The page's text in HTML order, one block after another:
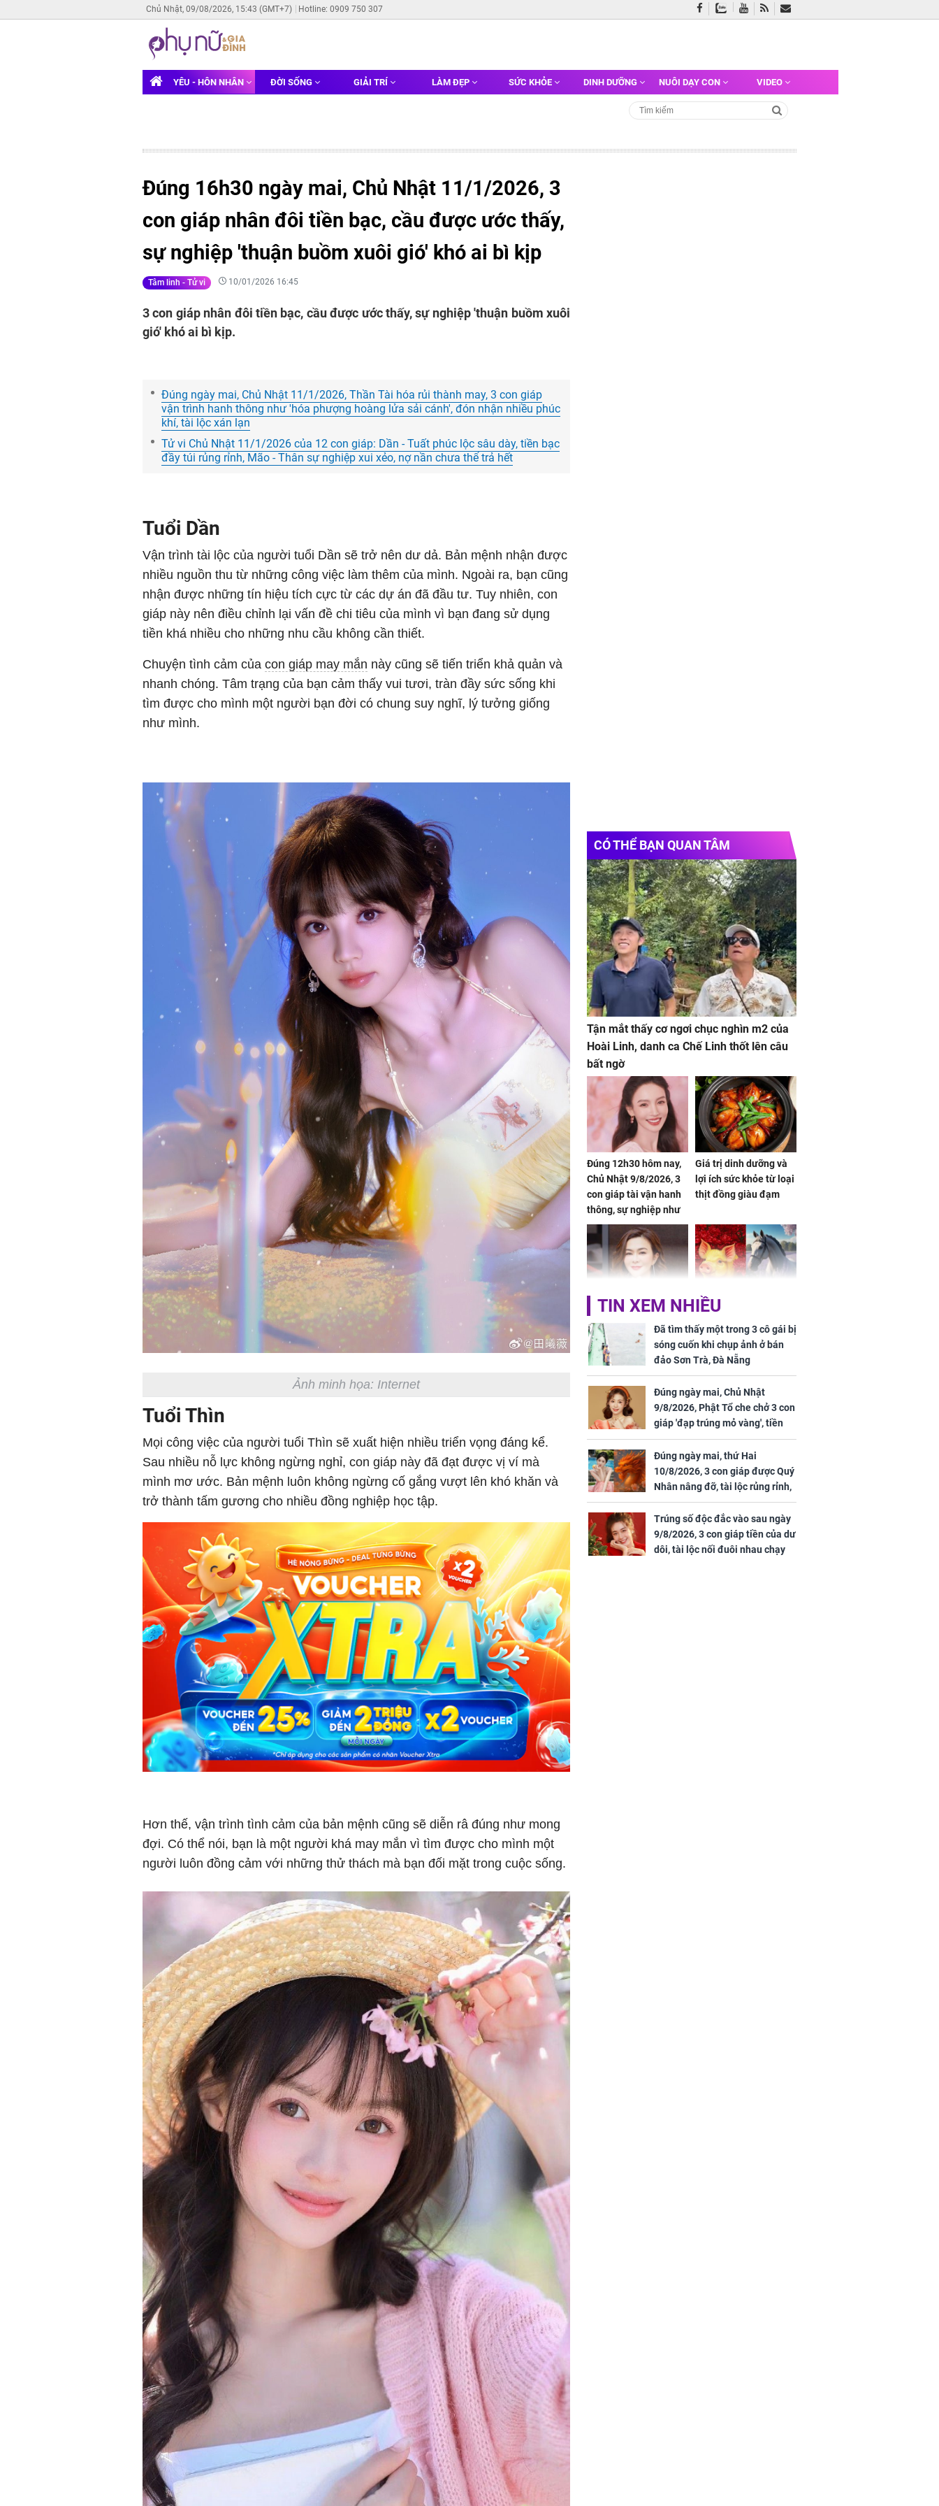
Chủ Nhật, 09/08/2026, 15:43 (GMT+7) Hotline: 0909 750 307
YÊU - HÔN NHÂN ĐỜI SỐNG GIẢI TRÍ LÀM ĐẸP SỨC KHỎE DINH DƯỠNG NUÔI DẠY CON VIDEO
Đúng 16h30 ngày mai, Chủ Nhật 11/1/2026, 3
con giáp nhân đôi tiền bạc, cầu được ước thấy,
sự nghiệp 'thuận buồm xuôi gió' khó ai bì kịp
Tâm linh - Tử vi 10/01/2026 16:45
3 con giáp nhân đôi tiền bạc, cầu được ước thấy, sự nghiệp 'thuận buồm xuôi
gió' khó ai bì kịp.
Đúng ngày mai, Chủ Nhật 11/1/2026, Thần Tài hóa rủi thành may, 3 con giáp
vận trình hanh thông như 'hóa phượng hoàng lửa sải cánh', đón nhận nhiều phúc
khí, tài lộc xán lạn
Tử vi Chủ Nhật 11/1/2026 của 12 con giáp: Dần - Tuất phúc lộc sâu dày, tiền bạc
đầy túi rủng rỉnh, Mão - Thân sự nghiệp xui xẻo, nợ nần chưa thể trả hết
Tuổi Dần
Vận trình tài lộc của người tuổi Dần sẽ trở nên dư dả. Bản mệnh nhận được
nhiều nguồn thu từ những công việc làm thêm của mình. Ngoài ra, bạn cũng
nhận được những tín hiệu tích cực từ các dự án đã đầu tư. Tuy nhiên, con
giáp này nên điều chỉnh lại vấn đề chi tiêu của mình vì bạn đang sử dụng
tiền khá nhiều cho những nhu cầu không cần thiết.
Chuyện tình cảm của con giáp may mắn này cũng sẽ tiến triển khả quản và
nhanh chóng. Tâm trạng của bạn cảm thấy vui tươi, tràn đầy sức sống khi
tìm được cho mình một người bạn đời có chung suy nghĩ, lý tưởng giống
như mình.
Ảnh minh họa: Internet
Tuổi Thìn
Mọi công việc của người tuổi Thìn sẽ xuất hiện nhiều triển vọng đáng kể.
Sau nhiều nỗ lực không ngừng nghỉ, con giáp này đã đạt được vị ví mà
mình mơ ước. Bản mệnh luôn không ngừng cố gắng vượt lên khó khăn và
trở thành tấm gương cho nhiều đồng nghiệp học tập.
Hơn thế, vận trình tình cảm của bản mệnh cũng sẽ diễn râ đúng như mong
đợi. Có thể nói, bạn là một người khá may mắn vì tìm được cho mình một
người luôn đồng cảm với những thử thách mà bạn đối mặt trong cuộc sống.
CÓ THỂ BẠN QUAN TÂM
Tận mắt thấy cơ ngơi chục nghìn m2 của
Hoài Linh, danh ca Chế Linh thốt lên câu
bất ngờ
Đúng 12h30 hôm nay,
Chủ Nhật 9/8/2026, 3
con giáp tài vận hanh
thông, sự nghiệp như
'cá chép hóa Rồng', vét
cạn lộc lá trong thiên
hạ
Giá trị dinh dưỡng và
lợi ích sức khỏe từ loại
thịt đồng giàu đạm
'Đệ nhất mỹ nhân Hồng
Kông' Quan Chi Lâm
phản hồi tin yêu trai
trẻ kém 36 tuổi
Tử vi tuần mới (từ 10
đến 16/8/2026), 3 con
giáp mưa thuận gió
hòa, tiền về như nước,
bạc vàng dư dả, Phú
Quý Vinh Hoa, vận
trình khai sáng
đại thắng phòng vé,
doanh thu vượt 8.600
tỷ đồng
TIN XEM NHIỀU
Đã tìm thấy một trong 3 cô gái bị
sóng cuốn khi chụp ảnh ở bán
đảo Sơn Trà, Đà Nẵng
Đúng ngày mai, Chủ Nhật
9/8/2026, Phật Tổ che chở 3 con
giáp 'đạp trúng mỏ vàng', tiền
bạc nhiều như lá sung, sự
nghiệp vượng phát
Đúng ngày mai, thứ Hai
10/8/2026, 3 con giáp được Quý
Nhân nâng đỡ, tài lộc rủng rỉnh,
yên tâm hưởng vinh hoa Phú
Quý
Trúng số độc đắc vào sau ngày
9/8/2026, 3 con giáp tiền của dư
dôi, tài lộc nối đuôi nhau chạy